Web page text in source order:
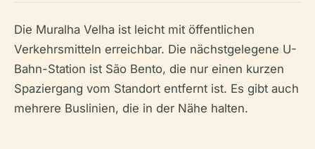
Die Muralha Velha ist leicht mit öffentlichen
Verkehrsmitteln erreichbar. Die nächstgelegene U-
Bahn-Station ist São Bento, die nur einen kurzen
Spaziergang vom Standort entfernt ist. Es gibt auch
mehrere Buslinien, die in der Nähe halten.